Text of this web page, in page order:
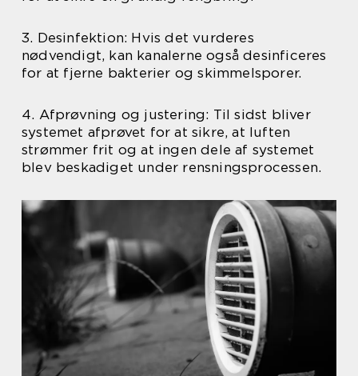
3. Desinfektion: Hvis det vurderes
nødvendigt, kan kanalerne også desinficeres
for at fjerne bakterier og skimmelsporer.
4. Afprøvning og justering: Til sidst bliver
systemet afprøvet for at sikre, at luften
strømmer frit og at ingen dele af systemet
blev beskadiget under rensningsprocessen.